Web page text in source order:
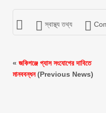
স্বাস্থ্য তথ্য
« জকিগঞ্জে গ্যাস সংযোগের দাবিতে
মানববন্ধন(Previous News)